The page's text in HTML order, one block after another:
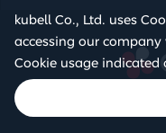
kubell Co., Ltd. uses
accessing our
Cookie usage indicated